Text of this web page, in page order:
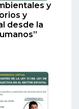
y
y
desde la